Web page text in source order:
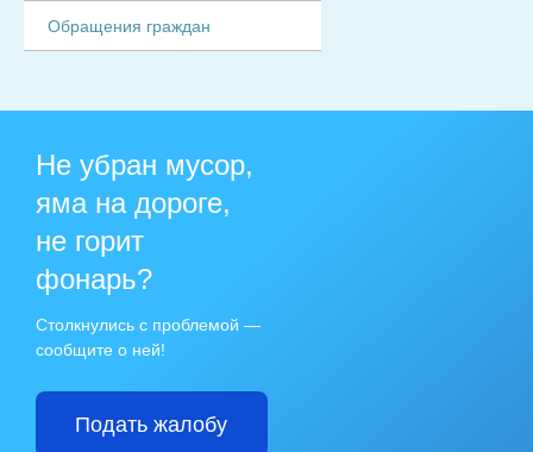
Обращения граждан
Не убран мусор,
яма на дороге,
не горит
фонарь?
Столкнулись с проблемой —
сообщите о ней!
Подать жалобу